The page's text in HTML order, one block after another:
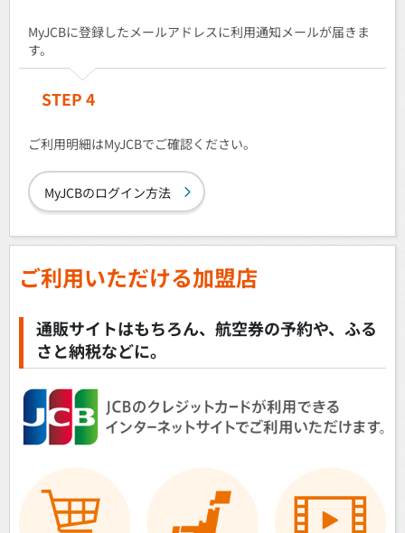
MyJCBに登録したメールアドレスに利用通知メールが届きま
す。
STEP 4
ご利用明細はMyJCBでご確認ください。
MyJCBのログイン方法
ご利用いただける加盟店
通販サイトはもちろん、航空券の予約や、ふる
さと納税などに。